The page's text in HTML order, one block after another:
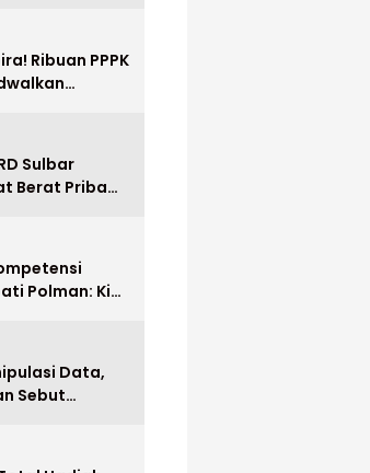
Ribuan PPPK
Sulbar
Berat Pribadi
Polman: Kita
Data,
Sebut